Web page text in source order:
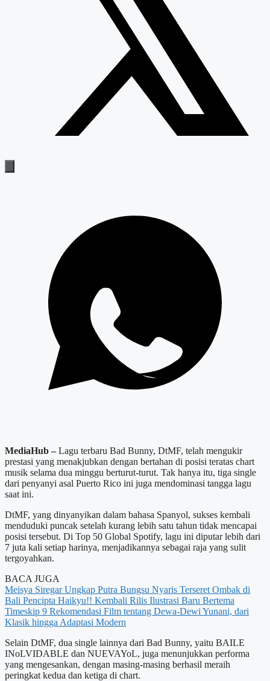
MediaHub –Lagu terbaru Bad Bunny, DtMF, telah mengukir
prestasi yang menakjubkan dengan bertahan di posisi teratas chart
musik selama dua minggu berturut-turut. Tak hanya itu, tiga single
dari penyanyi asal Puerto Rico ini juga mendominasi tangga lagu
saat ini.
DtMF, yang dinyanyikan dalam bahasa Spanyol, sukses kembali
menduduki puncak setelah kurang lebih satu tahun tidak mencapai
posisi tersebut. Di Top 50 Global Spotify, lagu ini diputar lebih dari
7 juta kali setiap harinya, menjadikannya sebagai raja yang sulit
tergoyahkan.
BACA JUGA
Meisya Siregar Ungkap Putra Bungsu Nyaris Terseret Ombak di
Bali Pencipta Haikyu!! Kembali Rilis Ilustrasi Baru Bertema
Timeskip 9 Rekomendasi Film tentang Dewa-Dewi Yunani, dari
Klasik hingga Adaptasi Modern
Selain DtMF, dua single lainnya dari Bad Bunny, yaitu BAILE
INoLVIDABLE dan NUEVAYoL, juga menunjukkan performa
yang mengesankan, dengan masing-masing berhasil meraih
peringkat kedua dan ketiga di chart.